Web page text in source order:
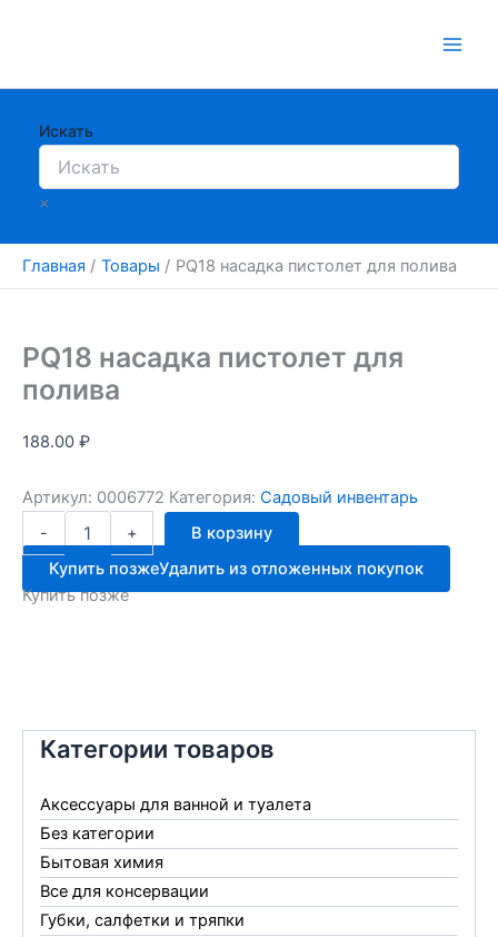
Искать
×
Главная Товары PQ18 насадка пистолет для полива
Категории товаров
Аксессуары для ванной и туалета
Без категории
Бытовая химия
Все для консервации
Губки, салфетки и тряпки
PQ18 насадка пистолет для
полива
188.00 ₽
Артикул: 0006772 Категория: Садовый инвентарь
-
Количество
товара
PQ18
насадка
пистолет
+
В корзину
Купить позжеУдалить из отложенных покупок
Купить позже